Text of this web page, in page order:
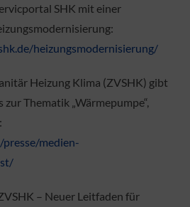
SHK mit einer
heizungsmodernisierung/
Heizung Klima (ZVSHK) gibt
Thematik „Wärmepumpe“,
medien-
– Neuer Leitfaden für